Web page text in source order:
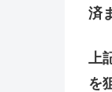
済
を